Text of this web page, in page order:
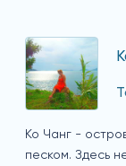
Ко Чанг -
песком. Здесь